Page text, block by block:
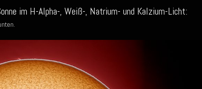
im H-Alpha-, Weiß-, Natrium- und Kalzium-Licht: